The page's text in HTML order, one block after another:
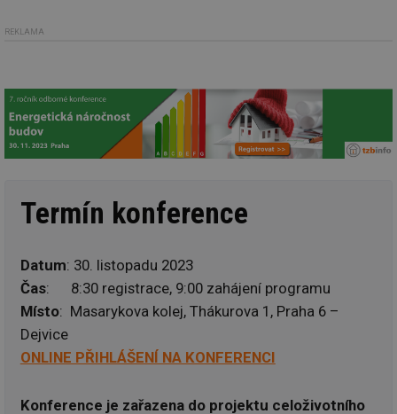
REKLAMA
Termín konference
Datum: 30. listopadu 2023
Čas: 8:30 registrace, 9:00 zahájení programu
Místo: Masarykova kolej, Thákurova 1, Praha 6 –
Dejvice
ONLINE PŘIHLÁŠENÍ NA KONFERENCI
Konference je zařazena do projektu celoživotního